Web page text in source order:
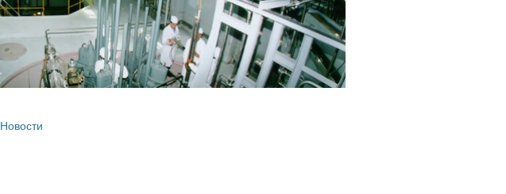
Новости